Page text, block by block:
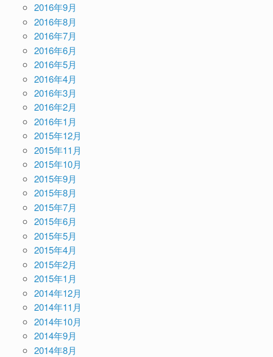
2016年9月
2016年8月
2016年7月
2016年6月
2016年5月
2016年4月
2016年3月
2016年2月
2016年1月
2015年12月
2015年11月
2015年10月
2015年9月
2015年8月
2015年7月
2015年6月
2015年5月
2015年4月
2015年2月
2015年1月
2014年12月
2014年11月
2014年10月
2014年9月
2014年8月